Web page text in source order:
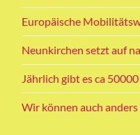
Europäische
Neunkirchen setzt auf
Jährlich gibt es ca
Wir können auch anders